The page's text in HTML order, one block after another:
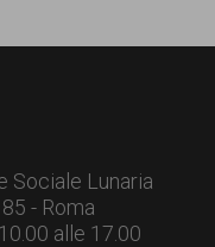
Sociale Lunaria
- Roma
alle 17.00